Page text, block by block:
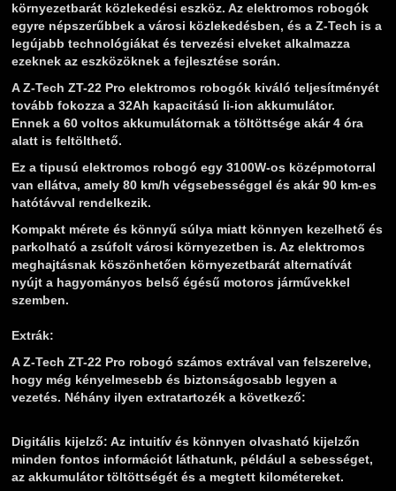
környezetbarát közlekedési eszköz. Az elektromos robogók
egyre népszerűbbek a városi közlekedésben, és a Z-Tech is a
legújabb technológiákat és tervezési elveket alkalmazza
ezeknek az eszközöknek a fejlesztése során.
A Z-Tech ZT-22 Pro elektromos robogók kiváló teljesítményét
tovább fokozza a 32Ah kapacitású li-ion akkumulátor.
Ennek a 60 voltos akkumulátornak a töltöttsége akár 4 óra
alatt is feltölthető.
Ez a tipusú elektromos robogó egy 3100W-os középmotorral
van ellátva, amely 80 km/h végsebességgel és akár 90 km-es
hatótávval rendelkezik.
Kompakt mérete és könnyű súlya miatt könnyen kezelhető és
parkolható a zsúfolt városi környezetben is. Az elektromos
meghajtásnak köszönhetően környezetbarát alternatívát
nyújt a hagyományos belső égésű motoros járművekkel
szemben.
Extrák:
A Z-Tech ZT-22 Pro robogó számos extrával van felszerelve,
hogy még kényelmesebb és biztonságosabb legyen a
vezetés. Néhány ilyen extratartozék a következő:
Digitális kijelző: Az intuitív és könnyen olvasható kijelzőn
minden fontos információt láthatunk, például a sebességet,
az akkumulátor töltöttségét és a megtett kilométereket.